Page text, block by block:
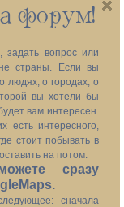
ск
форум!
вопрос или
страны. Если вы
людях, о городах, о
вы хотели бы
вам интересен.
есть интересного,
стоит побывать в
на потом.
сразу
сначала